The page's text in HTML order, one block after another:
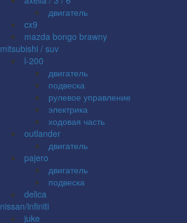
двигатель
cx9
mazda bongo brawny
mitsubishi / suv
l-200
двигатель
подвеска
рулевое управление
электрика
ходовая часть
outlander
двигатель
pajero
двигатель
подвеска
delica
nissan/infiniti
juke